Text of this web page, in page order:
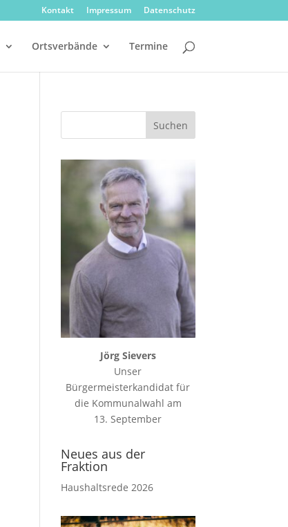
Kontakt Impressum Datenschutz
Ortsverbände Termine
Jörg Sievers
Unser
Bürgermeisterkandidat für
die Kommunalwahl am
13. September
Neues aus der
Fraktion
Haushaltsrede 2026